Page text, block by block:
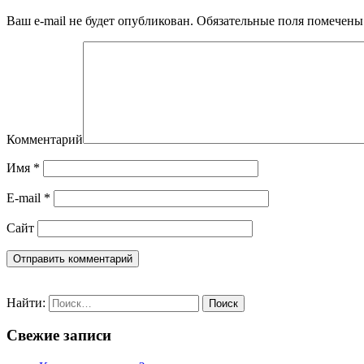
Ваш e-mail не будет опубликован. Обязательные поля
Комментарий
Имя *
E-mail *
Сайт
Найти:
Свежие записи